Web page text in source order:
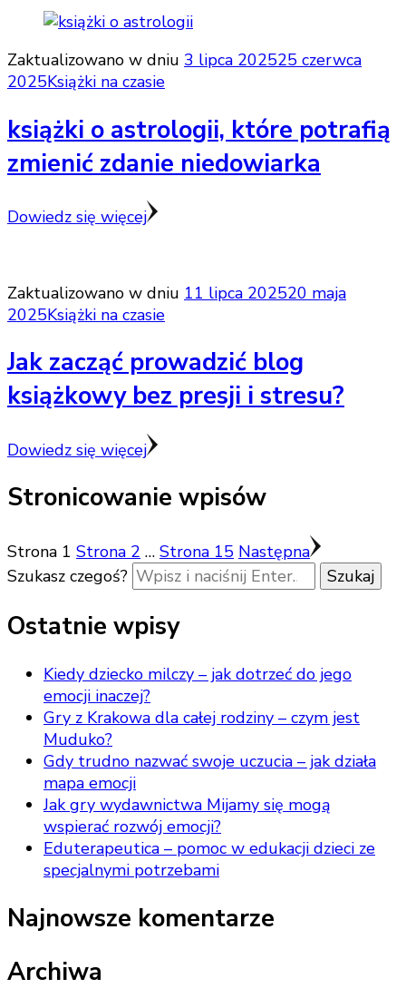
Zaktualizowano w dniu 3 lipca 202525 czerwca
2025Książki na czasie
książki o astrologii, które potrafią
zmienić zdanie niedowiarka
Dowiedz się więcej
Zaktualizowano w dniu 11 lipca 202520 maja
2025Książki na czasie
Jak zacząć prowadzić blog
książkowy bez presji i stresu?
Dowiedz się więcej
Stronicowanie wpisów
Strona 1 Strona 2 … Strona 15 Następna
Szukasz czegoś?
Ostatnie wpisy
Kiedy dziecko milczy – jak dotrzeć do jego
emocji inaczej?
Gry z Krakowa dla całej rodziny – czym jest
Muduko?
Gdy trudno nazwać swoje uczucia – jak działa
mapa emocji
Jak gry wydawnictwa Mijamy się mogą
wspierać rozwój emocji?
Eduterapeutica – pomoc w edukacji dzieci ze
specjalnymi potrzebami
Najnowsze komentarze
Archiwa